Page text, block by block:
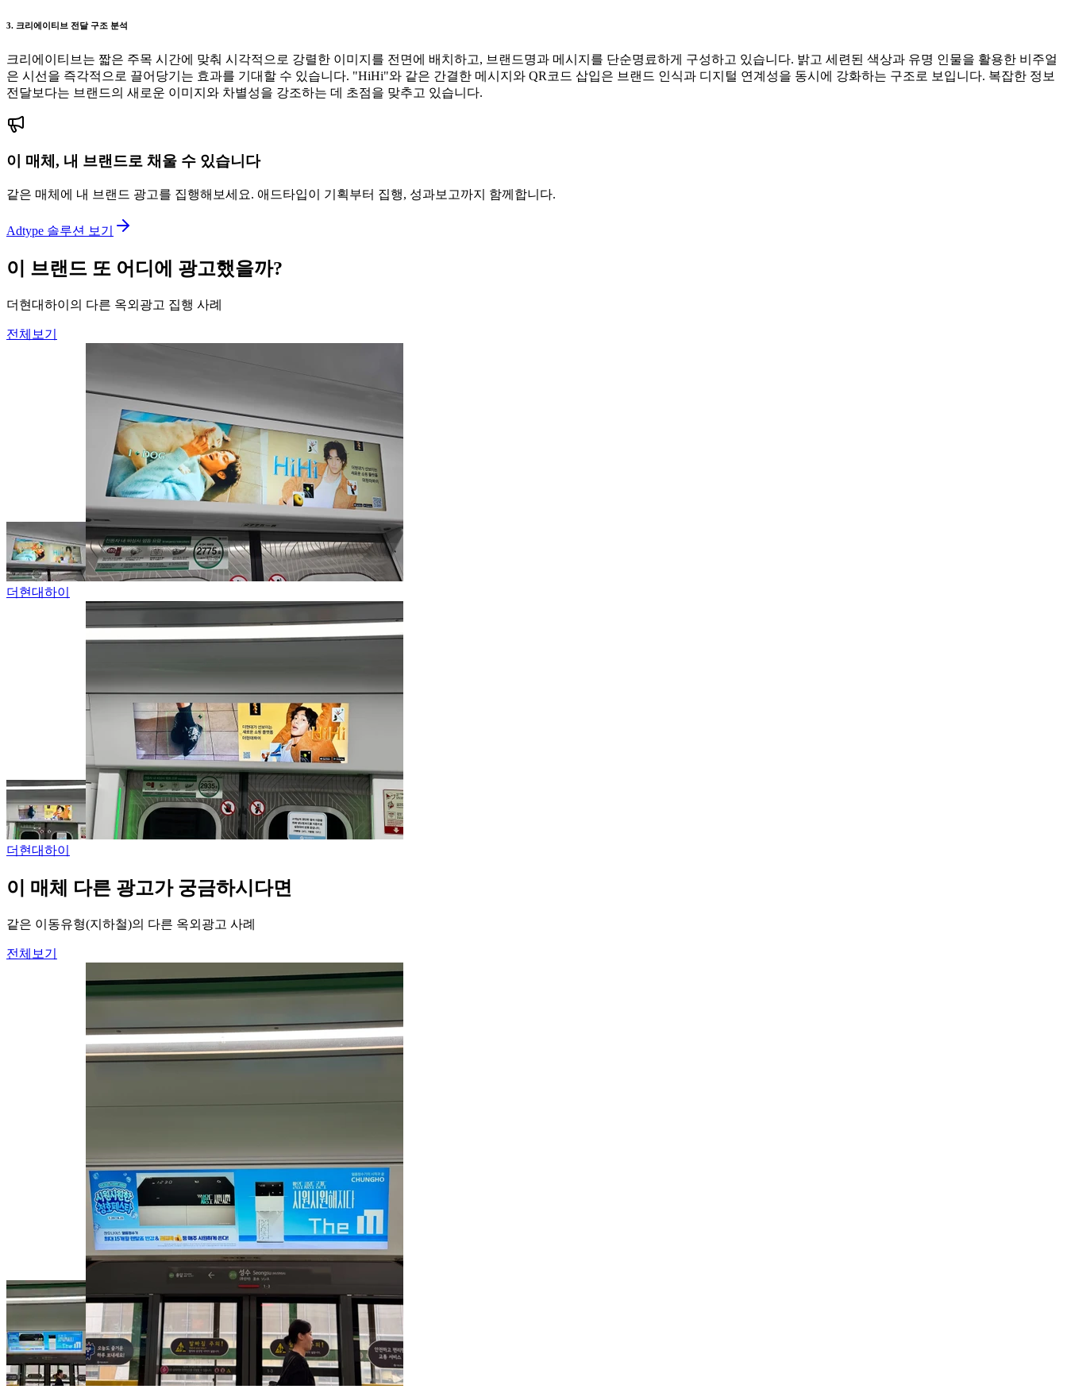
3. 크리에이티브 전달 구조 분석
크리에이티브는 짧은 주목 시간에 맞춰 시각적으로 강렬한 이미지를 전면에 배치하고, 브랜드명과 메시지를 단순명료하게 구성하고 있습니다. 밝고 세련된 색상과 유명 인물을 활용한 비주얼
은 시선을 즉각적으로 끌어당기는 효과를 기대할 수 있습니다. "HiHi"와 같은 간결한 메시지와 QR코드 삽입은 브랜드 인식과 디지털 연계성을 동시에 강화하는 구조로 보입니다. 복잡한 정보
전달보다는 브랜드의 새로운 이미지와 차별성을 강조하는 데 초점을 맞추고 있습니다.
이 매체, 내 브랜드로 채울 수 있습니다
같은 매체에 내 브랜드 광고를 집행해보세요. 애드타입이 기획부터 집행, 성과보고까지 함께합니다.
Adtype 솔루션 보기
이 브랜드 또 어디에 광고했을까?
더현대하이의 다른 옥외광고 집행 사례
전체보기
더현대하이
더현대하이
이 매체 다른 광고가 궁금하시다면
같은 이동유형(지하철)의 다른 옥외광고 사례
전체보기